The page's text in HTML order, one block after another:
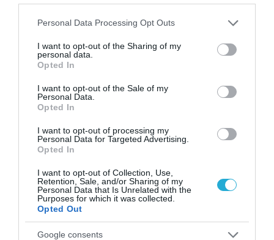
Please note that this website/app uses one or more Google
not limited to your visit or usage behaviour. You may click to
grant or deny consent to Google and its third-party tags to
use your data for below specified purposes in below Google
consent section.
Personal Data Processing Opt Outs
I want to opt-out of the Sharing of my
personal data.
Opted In
I want to opt-out of the Sale of my
Personal Data.
Opted In
I want to opt-out of processing my
Personal Data for Targeted Advertising.
Opted In
I want to opt-out of Collection, Use,
Retention, Sale, and/or Sharing of my
Personal Data that Is Unrelated with the
Purposes for which it was collected.
Opted Out
Google consents
ΠΟΛΙΤΙΚΗ
Πρόγραμμα Δημοσίων
δεσμεύσεις 42 δισ. ευρώ για την
επόμενη τετραετία. Σημαντικές
Δεσμεύσεις για το υπ. Ψηφιακής
Διακυβέρνησης
17.07.2026